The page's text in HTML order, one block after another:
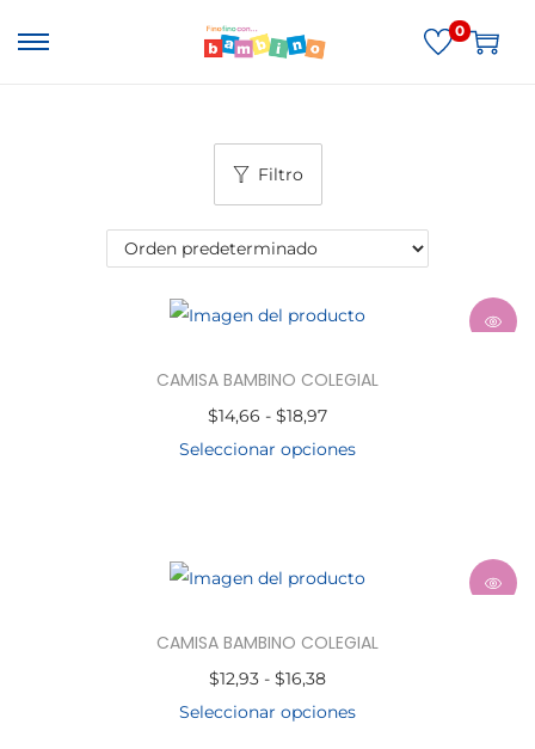
0
Filtro
CAMISA BAMBINO COLEGIAL
$14,66 - $18,97
Seleccionar opciones
CAMISA BAMBINO COLEGIAL
$12,93 - $16,38
Seleccionar opciones